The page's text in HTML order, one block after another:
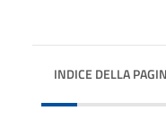
INDICE DELLA